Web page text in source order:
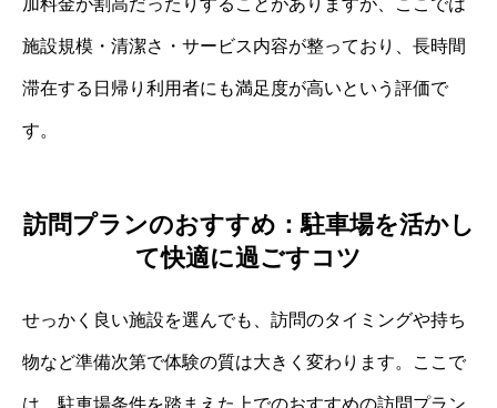
加料金が割高だったりすることがありますが、ここでは
施設規模・清潔さ・サービス内容が整っており、長時間
滞在する日帰り利用者にも満足度が高いという評価で
す。
訪問プランのおすすめ：駐車場を活かし
て快適に過ごすコツ
せっかく良い施設を選んでも、訪問のタイミングや持ち
物など準備次第で体験の質は大きく変わります。ここで
は、駐車場条件を踏まえた上でのおすすめの訪問プラン